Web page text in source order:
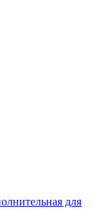
для